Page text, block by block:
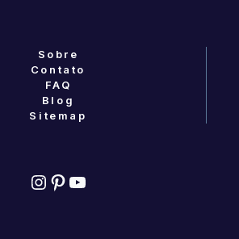
Sobre
Contato
FAQ
Blog
Sitemap
Instagram
Pinterest
YouTube